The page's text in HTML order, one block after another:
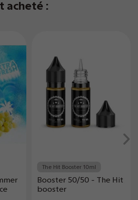
acheté :
The Hit Booster 10ml
Booster 50/50 - The Hit
booster